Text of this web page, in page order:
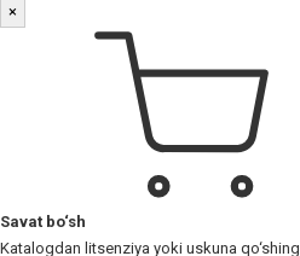
×
Savat bo‘sh
Katalogdan litsenziya yoki uskuna qo‘shing.